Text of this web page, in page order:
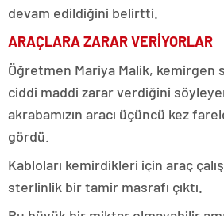
devam edildiğini belirtti.
ARAÇLARA ZARAR VERİYORLAR
Öğretmen Mariya Malik, kemirgen
ciddi maddi zarar verdiğini
akrabamızın aracı üçüncü kez
gördü.
Kabloları kemirdikleri için araç
sterlinlik bir tamir masrafı çıktı.